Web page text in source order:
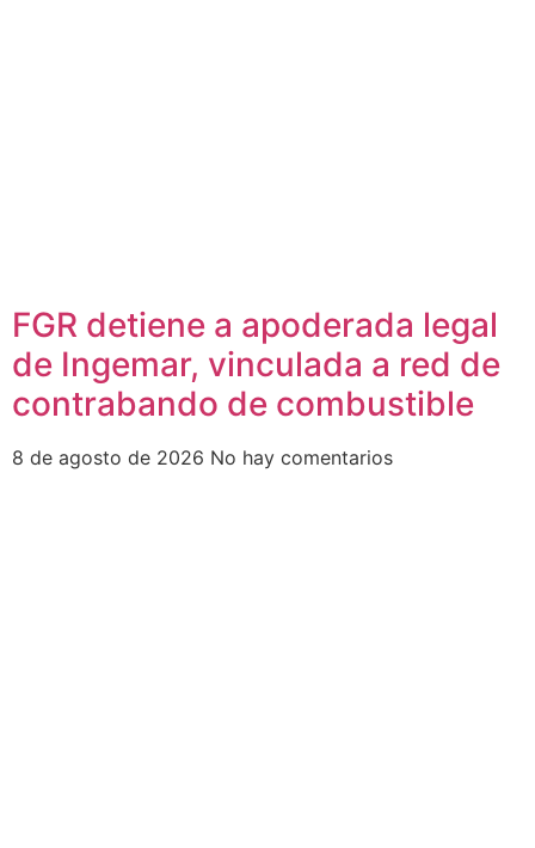
FGR detiene a apoderada legal
de Ingemar, vinculada a red de
contrabando de combustible
8 de agosto de 2026 No hay comentarios